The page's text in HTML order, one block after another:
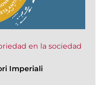
en la sociedad
Imperiali